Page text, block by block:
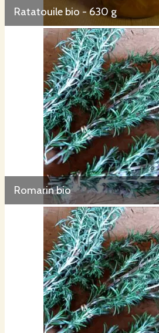
Ratatouile bio - 630 g
Romarin bio